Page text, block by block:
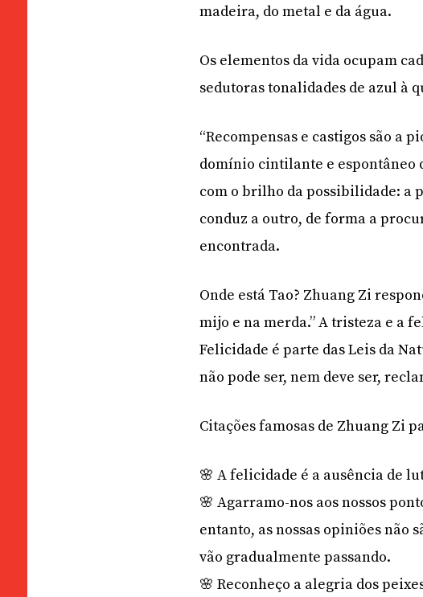
madeira, do metal e da água.
Os elementos da vida ocupam
sedutoras tonalidades de azul à
“Recompensas e castigos são a
domínio cintilante e espontâneo
com o brilho da possibilidade: a
conduz a outro, de forma a
encontrada.
Onde está Tao? Zhuang Zi
mijo e na merda.” A tristeza e a
Felicidade é parte das Leis da
não pode ser, nem deve ser,
Citações famosas de Zhuang Zi
🌸 A felicidade é a ausência de
🌸 Agarramo-nos aos nossos
entanto, as nossas opiniões não
vão gradualmente passando.
🌸 Reconheço a alegria dos